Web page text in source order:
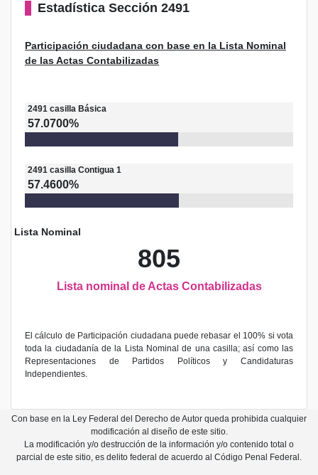
Estadística Sección 2491
Participación ciudadana con base en la Lista Nominal
de las Actas Contabilizadas
2491 casilla Básica
57.0700%
2491 casilla Contigua 1
57.4600%
Lista Nominal
805
Lista nominal de Actas Contabilizadas
El cálculo de Participación ciudadana puede rebasar el 100% si vota
toda la ciudadanía de la Lista Nominal de una casilla; así como las
Representaciones de Partidos Políticos y Candidaturas
Independientes.
Con base en la Ley Federal del Derecho de Autor queda prohibida cualquier
modificación al diseño de este sitio.
La modificación y/o destrucción de la información y/o contenido total o
parcial de este sitio, es delito federal de acuerdo al Código Penal Federal.